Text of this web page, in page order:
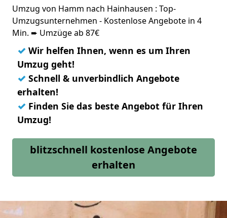
Umzug von Hamm nach Hainhausen : Top-
Umzugsunternehmen - Kostenlose Angebote in 4
Min. ➨ Umzüge ab 87€
✓ Wir helfen Ihnen, wenn es um Ihren
Umzug geht!
✓ Schnell & unverbindlich Angebote
erhalten!
✓ Finden Sie das beste Angebot für Ihren
Umzug!
blitzschnell kostenlose Angebote
erhalten